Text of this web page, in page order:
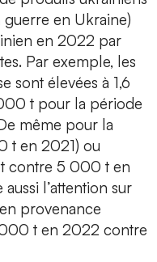
guerre en Ukraine)
en 2022 par
Par exemple, les
sont élevées à 1,6
t pour la période
même pour la
t en 2021) ou
contre 5 000 t en
l’attention sur
provenance
t en 2022 contre